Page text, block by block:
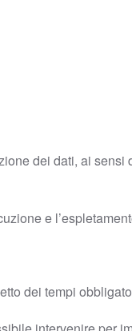
dei dati, ai sensi
e
dei tempi